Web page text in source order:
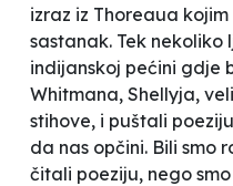
izraz iz Thoreaua
sastanak. Tek nekoliko
indijanskoj pećini gdje
Whitmana, Shellyja,
stihove, i puštali
da nas opčini. Bili smo
čitali poeziju, nego